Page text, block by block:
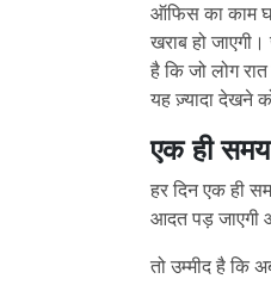
ऑफिस का काम
खराब हो
है कि जो लोग
यह ज़्यादा देखने
एक ही
हर दिन एक ही
आदत पड़ जाएगी
तो उम्मीद है कि